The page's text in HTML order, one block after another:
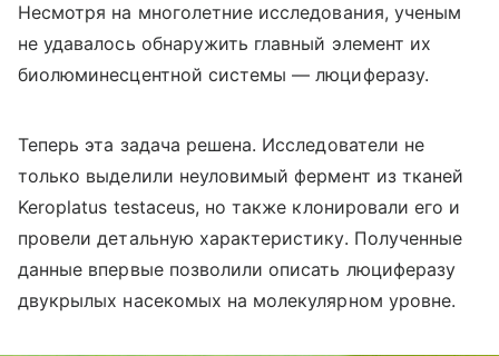
Несмотря на многолетние исследования, ученым
не удавалось обнаружить главный элемент их
биолюминесцентной системы — люциферазу.
Теперь эта задача решена. Исследователи не
только выделили неуловимый фермент из тканей
Keroplatus testaceus, но также клонировали его и
провели детальную характеристику. Полученные
данные впервые позволили описать люциферазу
двукрылых насекомых на молекулярном уровне.